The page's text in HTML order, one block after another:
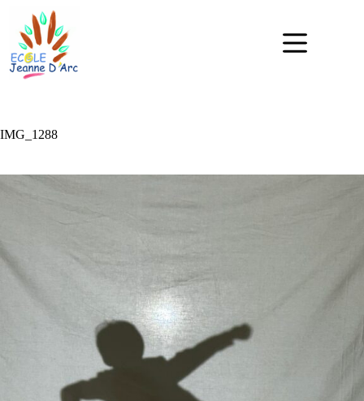
IMG_1288